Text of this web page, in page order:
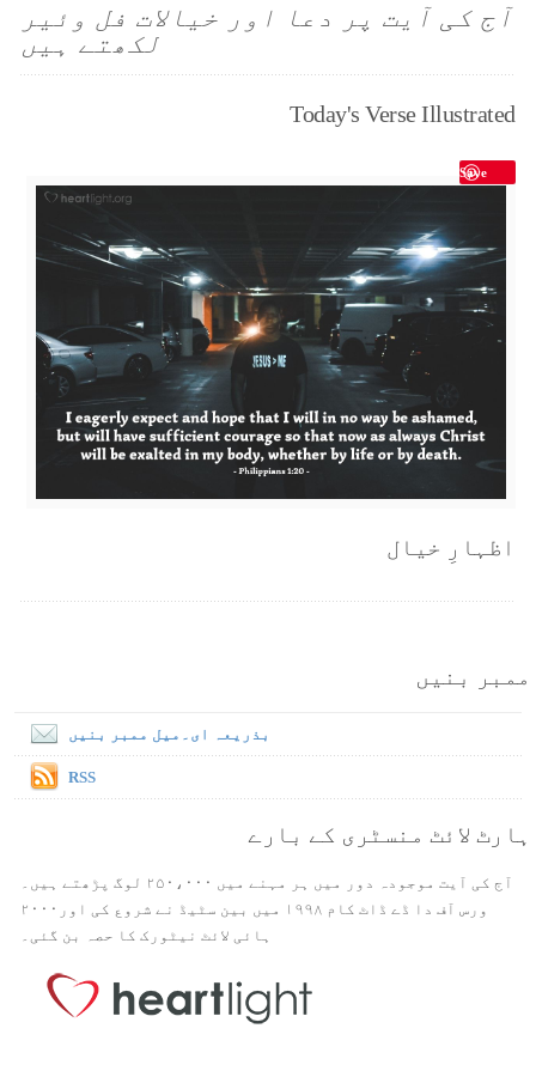
آج کی آیت پر دعا اور خیالات فل وئیر
لکھتے ہیں
Today's Verse Illustrated
Save
اظہارِ خیال
ممبر بنیں
بذریعہ ای۔میل ممبر بنیں
RSS
ہارٹ لائٹ منسٹری کے بارے
آج کی آیت موجودہ دور میں ہر مہنے میں ۲۵۰،۰۰۰ لوگ پڑھتے ہیں۔
ورس آف دا ڈے ڈاٹ کام ۱۹۹۸ میں بین سٹیڈ نے شروع کی اور۲۰۰۰
ہائی لائٹ نیٹورک کا حصہ بن گئی۔